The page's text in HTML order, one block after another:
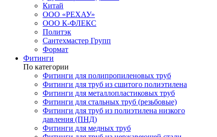
Китай
ООО «РЕХАУ»
ООО К-ФЛЕКС
Политэк
Сантехмастер Групп
Формат
Фитинги
По категории
Фитинги для полипропиленовых труб
Фитинги для труб из сшитого полиэтилена
Фитинги для металлопластиковых труб
Фитинги для стальных труб (резьбовые)
Фитинги для труб из полиэтилена низкого
давления (ПНД)
Фитинги для медных труб